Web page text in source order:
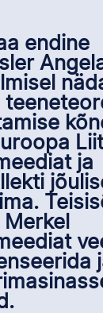
endine
ja